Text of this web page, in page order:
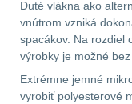
.44 .4511
.357 .38
Duté vlákna ako
vnútrom vzniká
spacákov. Na rozdiel
výrobky je možné
Extrémne jemné
vyrobiť polyesterové